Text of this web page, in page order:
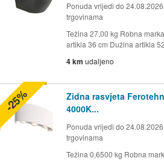
Ponuda vrijedi do
trgovinama
Težina 27,00 kg Robna
artikla 36 cm Dužina artikla
4 km udaljeno
Zidna rasvjeta
4000K...
Ponuda vrijedi do
trgovinama
Težina 0,6500 kg Robna
-25%